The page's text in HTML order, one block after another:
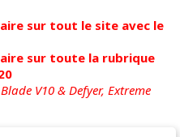
sur tout le site avec le
sur toute la rubrique
V10 & Defyer, Extreme